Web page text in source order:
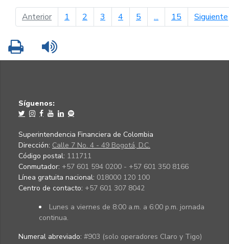
Anteriorpágina anterior
1 2 3 4 5 ... 15 Siguiente
Imprimir
Síguenos:
Superintendencia Financiera de Colombia
Dirección: Calle 7 No. 4 - 49 Bogotá, D.C.
Código postal: 111711
Conmutador: +57 601 594 0200 - +57 601 350 8166
Línea gratuita nacional: 018000 120 100
Centro de contacto: +57 601 307 8042
Lunes a viernes de 8:00 a.m. a 6:00 p.m. jornada
continua.
Numeral abreviado: #903 (solo operadores Claro y Tigo)